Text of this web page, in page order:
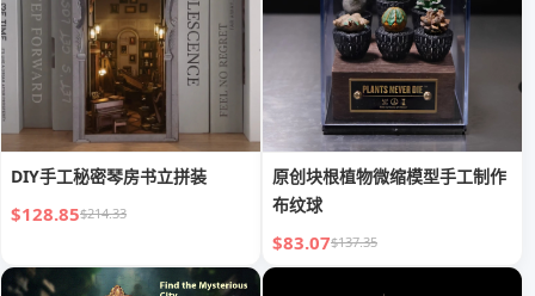
DIY手工秘密琴房书立拼装
$128.85$214.33
原创块根植物微缩模型手工制作
布纹球
$83.07$137.35